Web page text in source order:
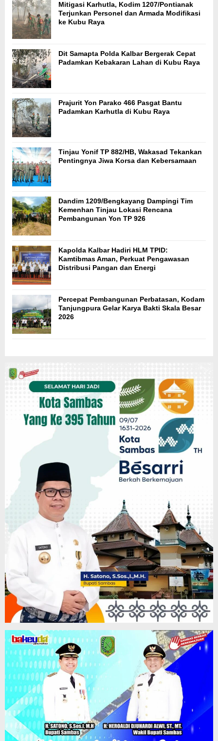
Mitigasi Karhutla, Kodim 1207/Pontianak
Terjunkan Personel dan Armada Modifikasi
ke Kubu Raya
Dit Samapta Polda Kalbar Bergerak Cepat
Padamkan Kebakaran Lahan di Kubu Raya
Prajurit Yon Parako 466 Pasgat Bantu
Padamkan Karhutla di Kubu Raya
Tinjau Yonif TP 882/HB, Wakasad Tekankan
Pentingnya Jiwa Korsa dan Kebersamaan
Dandim 1209/Bengkayang Dampingi Tim
Kemenhan Tinjau Lokasi Rencana
Pembangunan Yon TP 926
Kapolda Kalbar Hadiri HLM TPID:
Kamtibmas Aman, Perkuat Pengawasan
Distribusi Pangan dan Energi
Percepat Pembangunan Perbatasan, Kodam
Tanjungpura Gelar Karya Bakti Skala Besar
2026